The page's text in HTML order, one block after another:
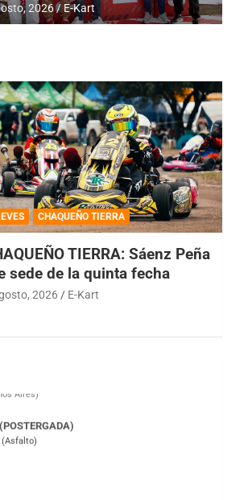
2026 E-Kart
CHAQUEÑO TIERRA
TIERRA: Sáenz Peña
sede de la quinta fecha
2026 E-Kart
DE E-KART.COM.AR
6